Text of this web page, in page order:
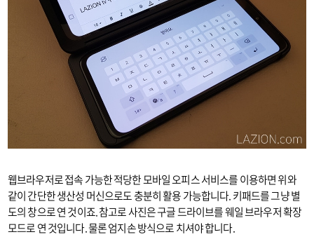
웹브라우저로 접속 가능한 적당한 모바일 오피스 서비스를 이용하면 위와
같이 간단한 생산성 머신으로도 충분히 활용 가능합니다. 키패드를 그냥 별
도의 창으로 연 것이죠. 참고로 사진은 구글 드라이브를 웨일 브라우저 확장
모드로 연 것입니다. 물론 엄지손 방식으로 치셔야 합니다.